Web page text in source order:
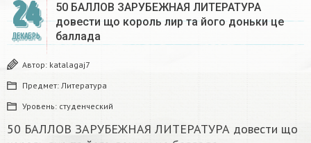
24
ДЕКАБРЬ
50 БАЛЛОВ ЗАРУБЕЖНАЯ ЛИТЕРАТУРА
довести що король лир та його доньки це
баллада
Автор: katalagaj7
Предмет: Литература
Уровень: студенческий
50 БАЛЛОВ ЗАРУБЕЖНАЯ ЛИТЕРАТУРА довести що